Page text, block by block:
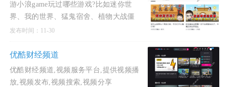
游小浪game玩过哪些游戏?比如迷你世
界、我的世界、猛鬼宿舍、植物大战僵
尸、方舟生存进化、木筏求生、吃鸡游戏
发布时间：11-30
优酷财经频道
优酷财经频道,视频服务平台,提供视频播
放,视频发布,视频搜索,视频分享